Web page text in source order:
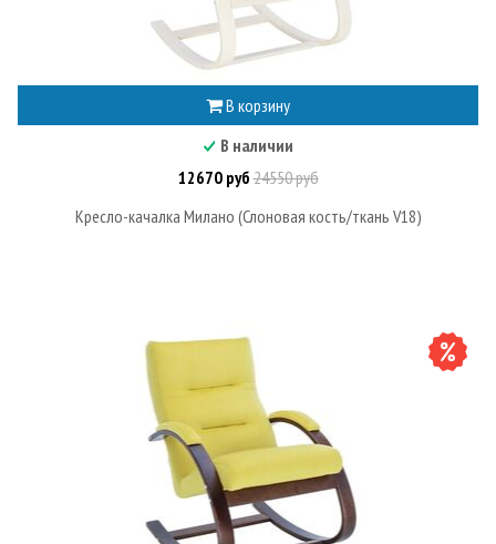
В корзину
В наличии
12670 руб24550 руб
Кресло-качалка Милано (Слоновая кость/ткань V18)